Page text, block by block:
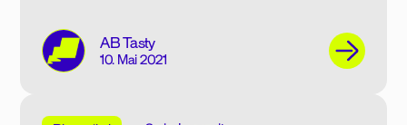
AB Tasty
10. Mai 2021